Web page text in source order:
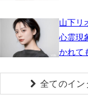
山下リ
心霊現
かれて
全てのイン